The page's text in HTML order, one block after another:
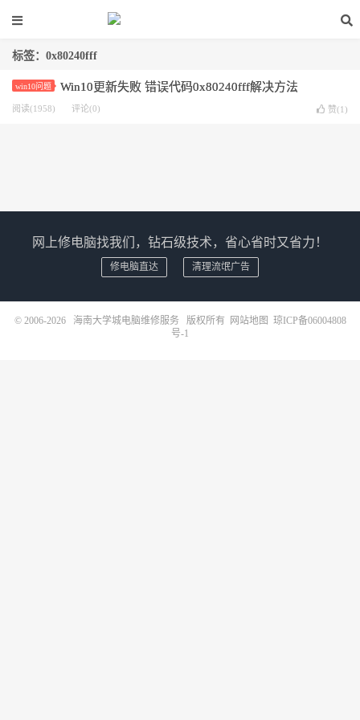
标签：0x80240fff
win10问题 Win10更新失败 错误代码0x80240fff解决方法
阅读(1958) 评论(0) 赞(1 )
网上修电脑找我们，钻石级技术，省心省时又省力！
修电脑直达 清理流氓广告
© 2006-2026 海南大学城电脑维修服务 版权所有 网站地图 琼ICP备06004808
号-1